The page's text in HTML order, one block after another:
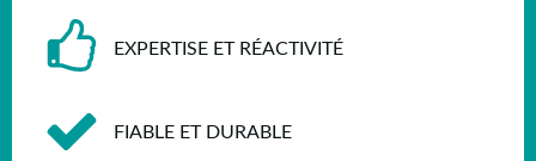
EXPERTISE ET RÉACTIVITÉ
FIABLE ET DURABLE